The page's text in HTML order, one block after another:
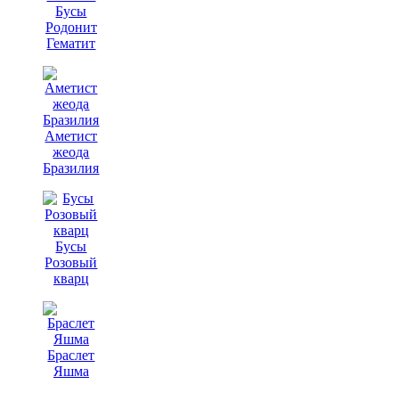
Бусы
Родонит
Гематит
Аметист
жеода
Бразилия
Бусы
Розовый
кварц
Браслет
Яшма